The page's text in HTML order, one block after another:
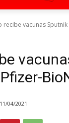
recibe vacunas
11/04/2021